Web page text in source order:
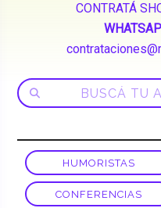
CONTRATÁ
HUMORISTAS
CONFERENCIAS